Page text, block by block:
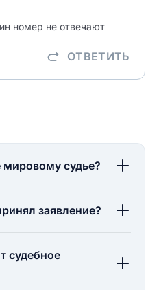
номер не отвечают
ОТВЕТИТЬ
мировому судье?
заявление?
судебное